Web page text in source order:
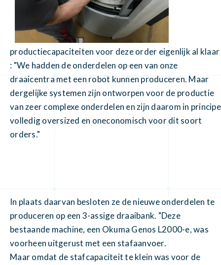
productiecapaciteiten voor deze order eigenlijk al klaar
: "We hadden de onderdelen op een van onze
draaicentra met een robot kunnen produceren. Maar
dergelijke systemen zijn ontworpen voor de productie
van zeer complexe onderdelen en zijn daarom in principe
volledig oversized en oneconomisch voor dit soort
orders."
In plaats daarvan besloten ze de nieuwe onderdelen te
produceren op een 3-assige draaibank. "Deze
bestaande machine, een Okuma Genos L2000-e, was
voorheen uitgerust met een stafaanvoer.
Maar omdat de stafcapaciteit te klein was voor de